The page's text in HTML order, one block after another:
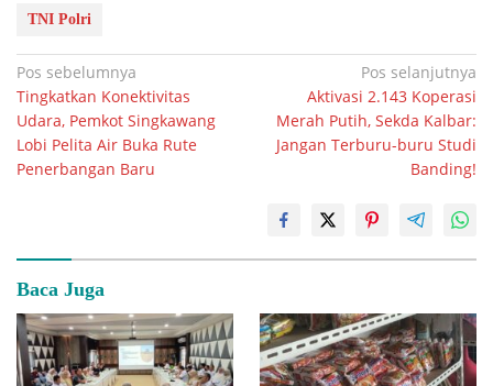
TNI Polri
Navigasi
pos
Pos sebelumnya
Tingkatkan Konektivitas
Udara, Pemkot Singkawang
Lobi Pelita Air Buka Rute
Penerbangan Baru
Pos selanjutnya
Aktivasi 2.143 Koperasi
Merah Putih, Sekda Kalbar:
Jangan Terburu-buru Studi
Banding!
Baca Juga